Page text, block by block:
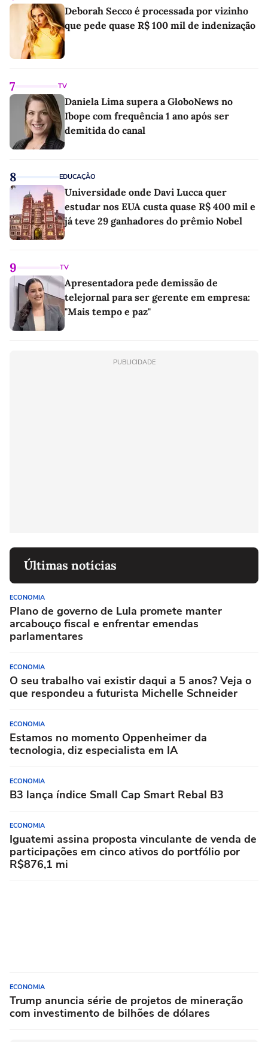
Deborah Secco é processada por vizinho
que pede quase R$ 100 mil de indenização
7 TV
Daniela Lima supera a GloboNews no
Ibope com frequência 1 ano após ser
demitida do canal
8 EDUCAÇÃO
Universidade onde Davi Lucca quer
estudar nos EUA custa quase R$ 400 mil e
já teve 29 ganhadores do prêmio Nobel
9 TV
Apresentadora pede demissão de
telejornal para ser gerente em empresa:
"Mais tempo e paz"
PUBLICIDADE
Últimas notícias
ECONOMIA
Plano de governo de Lula promete manter
arcabouço fiscal e enfrentar emendas
parlamentares
ECONOMIA
O seu trabalho vai existir daqui a 5 anos? Veja o
que respondeu a futurista Michelle Schneider
ECONOMIA
Estamos no momento Oppenheimer da
tecnologia, diz especialista em IA
ECONOMIA
B3 lança índice Small Cap Smart Rebal B3
ECONOMIA
Iguatemi assina proposta vinculante de venda de
participações em cinco ativos do portfólio por
R$876,1 mi
ECONOMIA
Trump anuncia série de projetos de mineração
com investimento de bilhões de dólares